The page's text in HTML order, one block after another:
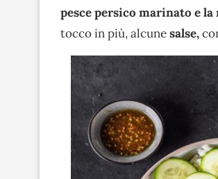
pesce persico marinato e
tocco in più, alcunesalse,